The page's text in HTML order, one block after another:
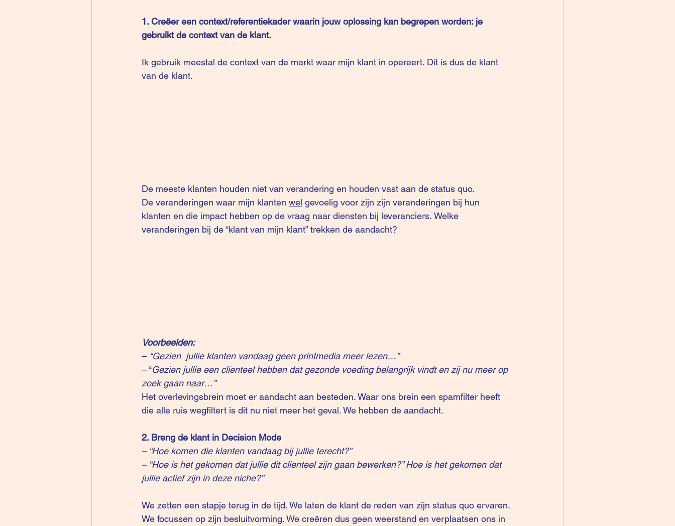
1. Creëer een context/referentiekader waarin jouw oplossing kan begrepen worden: je
gebruikt de context van de klant.
Ik gebruik meestal de context van de markt waar mijn klant in opereert. Dit is dus de klant
van de klant.
De meeste klanten houden niet van verandering en houden vast aan de status quo.
De veranderingen waar mijn klanten wel gevoelig voor zijn zijn veranderingen bij hun
klanten en die impact hebben op de vraag naar diensten bij leveranciers. Welke
veranderingen bij de “klant van mijn klant” trekken de aandacht?
Voorbeelden:
– “Gezien  jullie klanten vandaag geen printmedia meer lezen…”
– “Gezien jullie een clienteel hebben dat gezonde voeding belangrijk vindt en zij nu meer op
zoek gaan naar…”
Het overlevingsbrein moet er aandacht aan besteden. Waar ons brein een spamfilter heeft
die alle ruis wegfiltert is dit nu niet meer het geval. We hebben de aandacht.
2. Breng de klant in Decision Mode
– “Hoe komen die klanten vandaag bij jullie terecht?”
– “Hoe is het gekomen dat jullie dit clienteel zijn gaan bewerken?” Hoe is het gekomen dat
jullie actief zijn in deze niche?”
We zetten een stapje terug in de tijd. We laten de klant de reden van zijn status quo ervaren.
We focussen op zijn besluitvorming. We creëren dus geen weerstand en verplaatsen ons in